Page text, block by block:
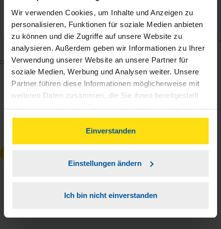
Wir verwenden Cookies, um Inhalte und Anzeigen zu
personalisieren, Funktionen für soziale Medien anbieten
zu können und die Zugriffe auf unsere Website zu
analysieren. Außerdem geben wir Informationen zu Ihrer
Verwendung unserer Website an unsere Partner für
soziale Medien, Werbung und Analysen weiter. Unsere
Partner führen diese Informationen möglicherweise mit
weiteren Daten zusammen, die Sie ihnen bereitgestellt
haben oder die sie im Rahmen Ihrer Nutzung der Dienste
gesammelt haben. Indem Sie auf Einverstanden klicken,
können Sie der Verwendung von Cookies, gemäß
unserer➔ Datenschutzrichtliniezustimmen.
Einverstanden
Einstellungen ändern
Ich bin nicht einverstanden
Mit dem Absenden des Kontaktformulars erkläre ich
mich damit einverstanden, dass meine Daten zur
Bearbeitung meines Anliegens sowie zur internen
Analyse der Zugriffsquelle verwendet werden.
DieDatenschutzbestimmungenhabe ich zur
Kenntnis genommen.*